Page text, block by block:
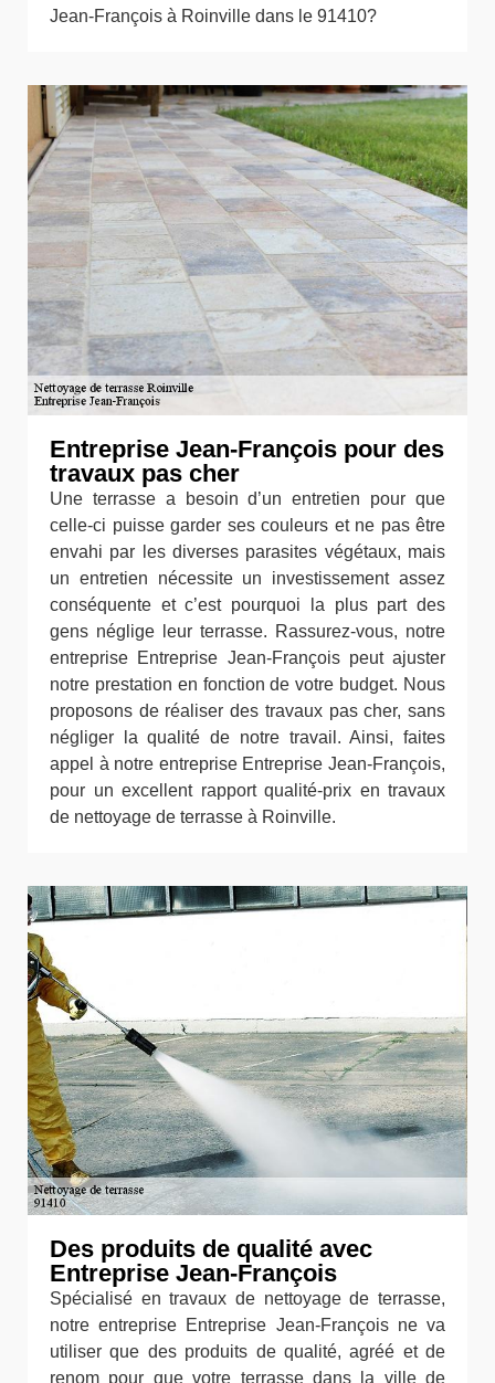
Jean-François à Roinville dans le 91410?
Entreprise Jean-François pour des
travaux pas cher
Une terrasse a besoin d’un entretien pour que
celle-ci puisse garder ses couleurs et ne pas être
envahi par les diverses parasites végétaux, mais
un entretien nécessite un investissement assez
conséquente et c’est pourquoi la plus part des
gens néglige leur terrasse. Rassurez-vous, notre
entreprise Entreprise Jean-François peut ajuster
notre prestation en fonction de votre budget. Nous
proposons de réaliser des travaux pas cher, sans
négliger la qualité de notre travail. Ainsi, faites
appel à notre entreprise Entreprise Jean-François,
pour un excellent rapport qualité-prix en travaux
de nettoyage de terrasse à Roinville.
Des produits de qualité avec
Entreprise Jean-François
Spécialisé en travaux de nettoyage de terrasse,
notre entreprise Entreprise Jean-François ne va
utiliser que des produits de qualité, agréé et de
renom pour que votre terrasse dans la ville de